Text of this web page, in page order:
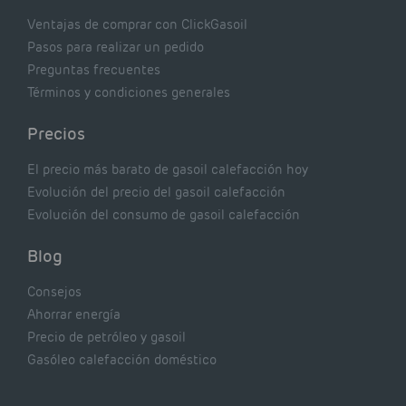
Ventajas de comprar con ClickGasoil
Pasos para realizar un pedido
Preguntas frecuentes
Términos y condiciones generales
Precios
El precio más barato de gasoil calefacción hoy
Evolución del precio del gasoil calefacción
Evolución del consumo de gasoil calefacción
Blog
Consejos
Ahorrar energía
Precio de petróleo y gasoil
Gasóleo calefacción doméstico